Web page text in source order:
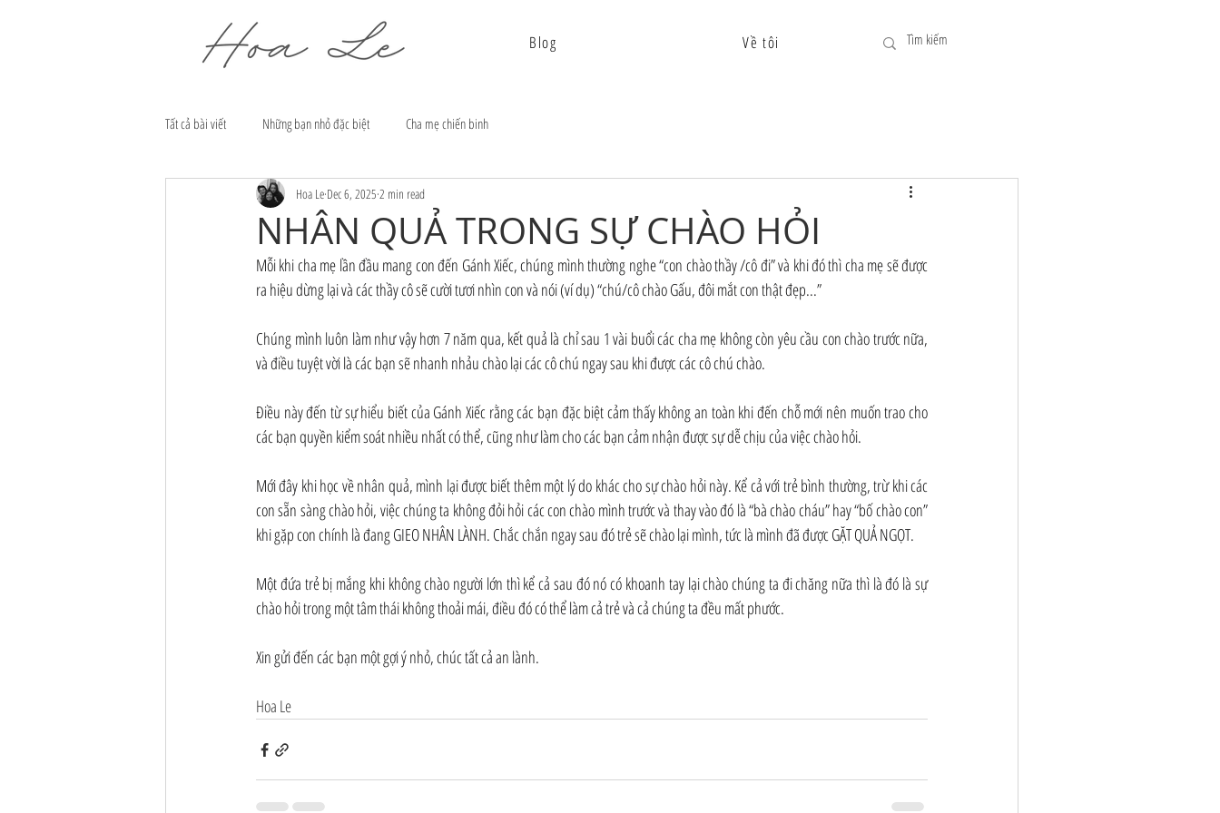
Blog Về tôi
Tất cả bài viết Những bạn nhỏ đặc biệt Cha mẹ chiến binh
NHÂN QUẢ TRONG SỰ CHÀO HỎI
Hoa Le Dec 6, 2025 2 min read
Mỗi khi cha mẹ lần đầu mang con đến Gánh Xiếc, chúng mình thường nghe “con chào thầy /cô đi” và khi đó thì cha mẹ sẽ được
ra hiệu dừng lại và các thầy cô sẽ cười tươi nhìn con và nói (ví dụ) “chú/cô chào Gấu, đôi mắt con thật đẹp...”
Chúng mình luôn làm như vậy hơn 7 năm qua, kết quả là chỉ sau 1 vài buổi các cha mẹ không còn yêu cầu con chào trước nữa,
và điều tuyệt vời là các bạn sẽ nhanh nhảu chào lại các cô chú ngay sau khi được các cô chú chào.
Điều này đến từ sự hiểu biết của Gánh Xiếc rằng các bạn đặc biệt cảm thấy không an toàn khi đến chỗ mới nên muốn trao cho
các bạn quyền kiểm soát nhiều nhất có thể, cũng như làm cho các bạn cảm nhận được sự dễ chịu của việc chào hỏi.
Mới đây khi học về nhân quả, mình lại được biết thêm một lý do khác cho sự chào hỏi này. Kể cả với trẻ bình thường, trừ khi các
con sẵn sàng chào hỏi, việc chúng ta không đỏi hỏi các con chào mình trước và thay vào đó là “bà chào cháu” hay “bố chào con”
khi gặp con chính là đang GIEO NHÂN LÀNH. Chắc chắn ngay sau đó trẻ sẽ chào lại mình, tức là mình đã được GẶT QUẢ NGỌT.
Một đứa trẻ bị mắng khi không chào người lớn thì kể cả sau đó nó có khoanh tay lại chào chúng ta đi chăng nữa thì là đó là sự
chào hỏi trong một tâm thái không thoải mái, điều đó có thể làm cả trẻ và cả chúng ta đều mất phước.
Xin gửi đến các bạn một gợi ý nhỏ, chúc tất cả an lành.
Hoa Le